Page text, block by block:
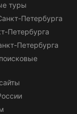
туры
Петербурга
Петербурга
Петербурга